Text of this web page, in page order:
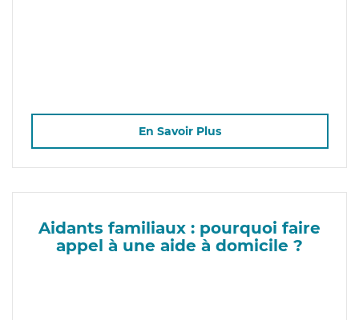
En Savoir Plus
Aidants familiaux : pourquoi faire
appel à une aide à domicile ?